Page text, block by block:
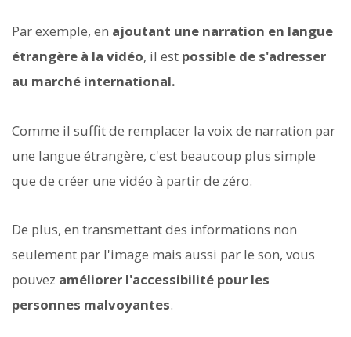
Par exemple, en ajoutant une narration en langue
étrangère à la vidéo, il est possible de s'adresser
au marché international.
Comme il suffit de remplacer la voix de narration par
une langue étrangère, c'est beaucoup plus simple
que de créer une vidéo à partir de zéro.
De plus, en transmettant des informations non
seulement par l'image mais aussi par le son, vous
pouvez améliorer l'accessibilité pour les
personnes malvoyantes.